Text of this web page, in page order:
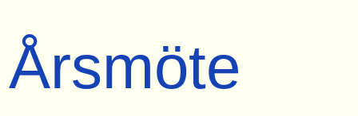
Årsmöte